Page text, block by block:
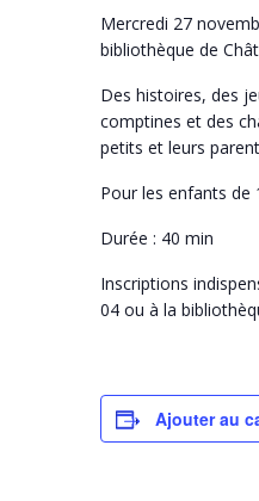
Mercredi 27
bibliothèque de
Des histoires, des
comptines et des
petits et leurs
Pour les enfants de
Durée : 40 min
Inscriptions
04 ou à la
Ajouter au